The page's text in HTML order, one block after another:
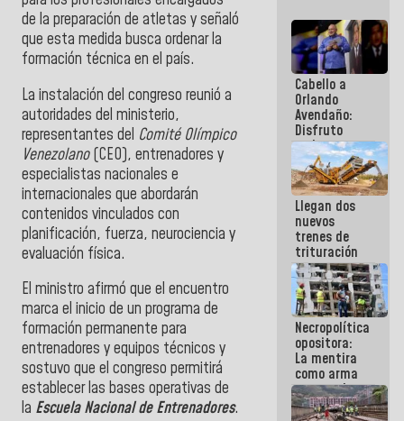
de la preparación de atletas y señaló
que esta medida busca ordenar la
formación técnica en el país.
La instalación del congreso reunió a
autoridades del ministerio,
representantes del Comité Olímpico
Venezolano(CEO), entrenadores y
especialistas nacionales e
internacionales que abordarán
contenidos vinculados con
planificación, fuerza, neurociencia y
evaluación física.
El ministro afirmó que el encuentro
marca el inicio de un programa de
formación permanente para
entrenadores y equipos técnicos y
sostuvo que el congreso permitirá
establecer las bases operativas de
la Escuela Nacional de Entrenadores.
Cabello a
Orlando
Avendaño:
Disfruto
cada vez
que escribes
porque lo
que haces
es
embarrarla
Llegan dos
nuevos
trenes de
trituración
para
optimizar
manejo de
escombros
en La Guaira
Necropolítica
opositora:
La mentira
como arma
contra el
Pueblo